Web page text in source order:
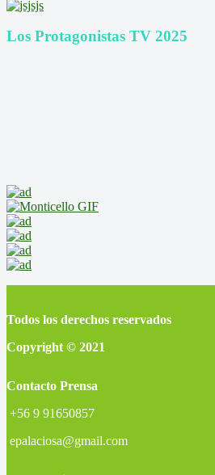
Los Protagonistas TV 2025
Todos los derechos reservados
Copyright © 2021
Contacto Prensa
+56 9 91650857
epalaciosa@gmail.com